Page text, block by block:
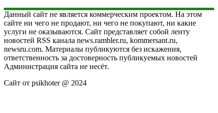
Данный сайт не является коммерческим проектом. На этом
сайте ни чего не продают, ни чего не покупают, ни какие
услуги не оказываются. Сайт представляет собой ленту
новостей RSS канала news.rambler.ru, kommersant.ru,
newsru.com. Материалы публикуются без искажения,
ответственность за достоверность публикуемых новостей
Администрация сайта не несёт.
Сайт от psikhoter @ 2024